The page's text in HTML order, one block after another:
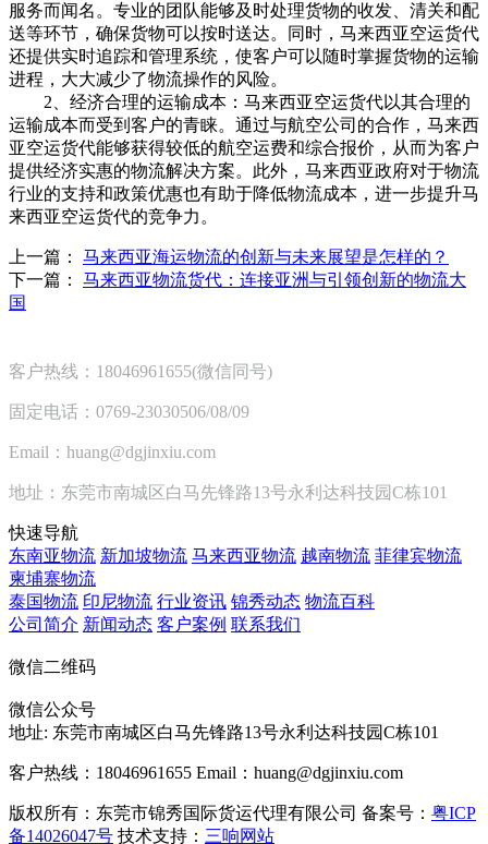
服务而闻名。专业的团队能够及时处理货物的收发、清关和配
送等环节，确保货物可以按时送达。同时，马来西亚空运货代
还提供实时追踪和管理系统，使客户可以随时掌握货物的运输
进程，大大减少了物流操作的风险。
2、经济合理的运输成本：马来西亚空运货代以其合理的
运输成本而受到客户的青睐。通过与航空公司的合作，马来西
亚空运货代能够获得较低的航空运费和综合报价，从而为客户
提供经济实惠的物流解决方案。此外，马来西亚政府对于物流
行业的支持和政策优惠也有助于降低物流成本，进一步提升马
来西亚空运货代的竞争力。
上一篇： 马来西亚海运物流的创新与未来展望是怎样的？
下一篇： 马来西亚物流货代：连接亚洲与引领创新的物流大
国
客户热线：18046961655(微信同号)
固定电话：0769-23030506/08/09
Email：huang@dgjinxiu.com
地址：东莞市南城区白马先锋路13号永利达科技园C栋101
快速导航
东南亚物流 新加坡物流 马来西亚物流 越南物流 菲律宾物流
柬埔寨物流
泰国物流 印尼物流 行业资讯 锦秀动态 物流百科
公司简介 新闻动态 客户案例 联系我们
微信二维码
微信公众号
地址: 东莞市南城区白马先锋路13号永利达科技园C栋101
客户热线：18046961655 Email：huang@dgjinxiu.com
版权所有：东莞市锦秀国际货运代理有限公司 备案号： 粤ICP
备14026047号 技术支持： 三响网站